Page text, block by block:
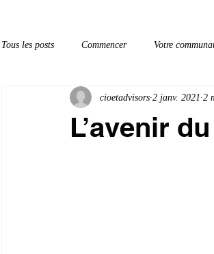
Tous les posts Commencer Votre
L’avenir
cioetadvisors 2 janv. 2021 2